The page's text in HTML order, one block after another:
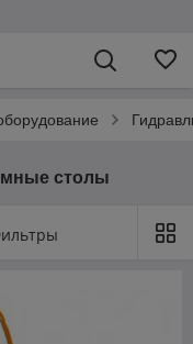
столы